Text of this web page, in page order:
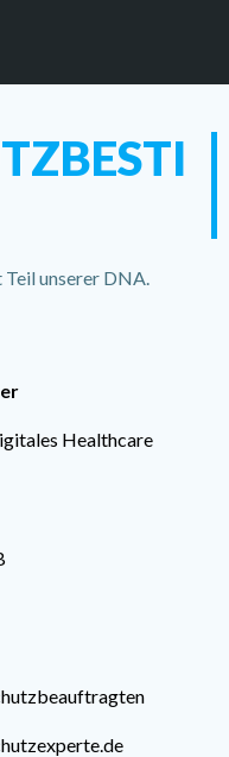
unserer DNA.
Healthcare